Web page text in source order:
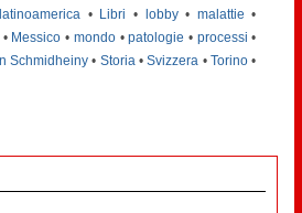
latinoamerica • Libri • lobby• malattie •
• Messico • mondo•patologie • processi •
Schmidheiny • Storia •Svizzera • Torino•